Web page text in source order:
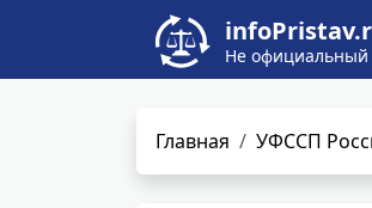
Не официальный
Главная УФССП